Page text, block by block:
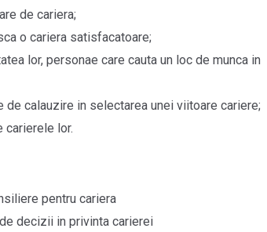
de cariera;
o cariera satisfacatoare;
lor, personae care cauta un loc de munca in
calauzire in selectarea unei viitoare cariere;
carierele lor.
pentru cariera
decizii in privinta carierei